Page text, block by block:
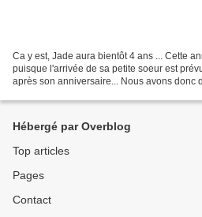
Ca y est, Jade aura bientôt 4 ans ... Cette
puisque l'arrivée de sa petite soeur est
après son anniversaire... Nous avons donc
Hébergé par Overblog
Top articles
Pages
Contact